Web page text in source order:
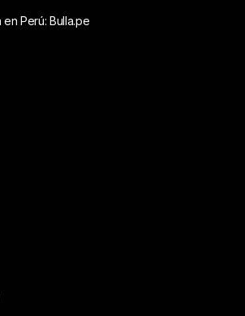
Perú: Bulla.pe